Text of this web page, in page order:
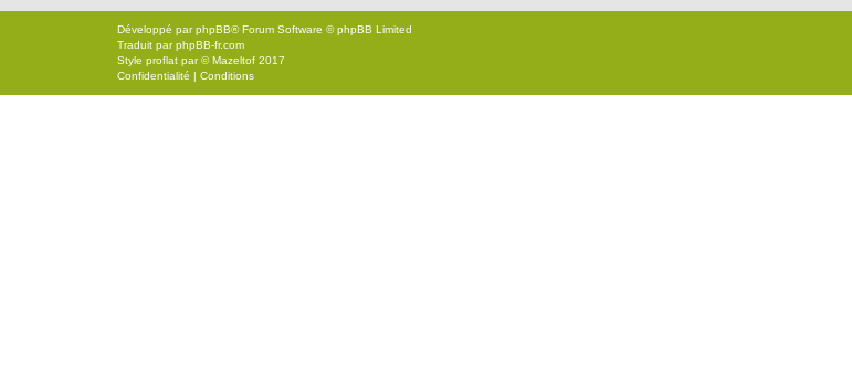
Développé parphpBB® Forum Software © phpBB Limited
Traduit parphpBB-fr.com
Style proflat par ©Mazeltof 2017
Confidentialité | Conditions